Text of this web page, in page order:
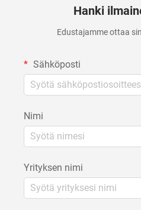
Hanki
Edustajamme ottaa
Sähköposti
Nimi
Yrityksen nimi